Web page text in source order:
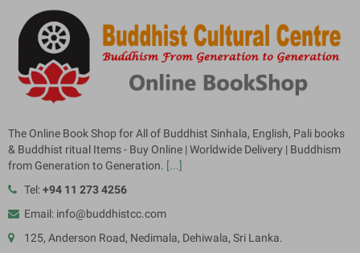
The Online Book Shop for All of Buddhist Sinhala, English, Pali books
& Buddhist ritual Items - Buy Online | Worldwide Delivery | Buddhism
from Generation to Generation. [...]
Tel:+94 11 273 4256
Email: info@buddhistcc.com
125, Anderson Road, Nedimala, Dehiwala, Sri Lanka.